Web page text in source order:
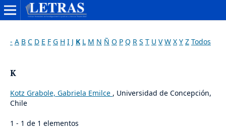
- A B C D E F G H I J K L M N Ñ O P Q R S T U V W X Y Z Todos
K
Kotz Grabole, Gabriela Emilce , Universidad de Concepción,
Chile
1 - 1 de 1 elementos